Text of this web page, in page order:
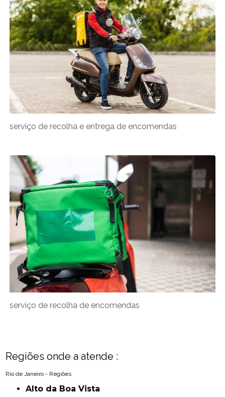
serviço de recolha e entrega de encomendas
serviço de recolha de encomendas
Regiões onde a atende :
Rio de Janeiro - Regiões
Alto da Boa Vista